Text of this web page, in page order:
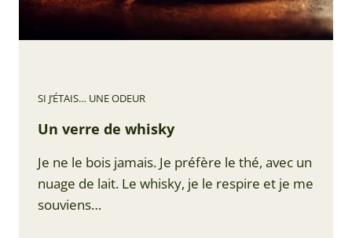
SI J’ÉTAIS… UNE ODEUR
Un verre de whisky
Je ne le bois jamais. Je préfère le thé, avec un
nuage de lait. Le whisky, je le respire et je me
souviens…